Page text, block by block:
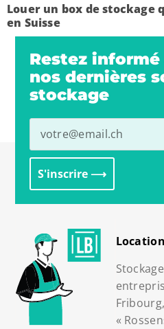
Louer un box de stockage
en Suisse
Restez
nos dernières
stockage
S'inscrire ⟶
«